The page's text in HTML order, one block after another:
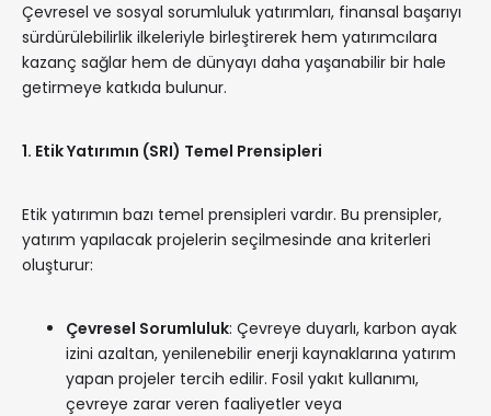
Çevresel ve sosyal sorumluluk yatırımları, finansal başarıyı
sürdürülebilirlik ilkeleriyle birleştirerek hem yatırımcılara
kazanç sağlar hem de dünyayı daha yaşanabilir bir hale
getirmeye katkıda bulunur.
1. Etik Yatırımın (SRI) Temel Prensipleri
Etik yatırımın bazı temel prensipleri vardır. Bu prensipler,
yatırım yapılacak projelerin seçilmesinde ana kriterleri
oluşturur:
Çevresel Sorumluluk: Çevreye duyarlı, karbon ayak
izini azaltan, yenilenebilir enerji kaynaklarına yatırım
yapan projeler tercih edilir. Fosil yakıt kullanımı,
çevreye zarar veren faaliyetler veya